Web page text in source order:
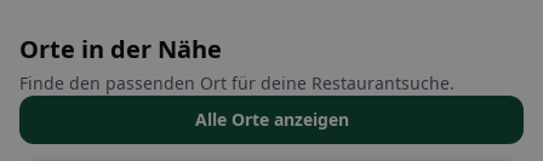
Orte in der Nähe
Finde den passenden Ort für deine Restaurantsuche.
Alle Orte anzeigen